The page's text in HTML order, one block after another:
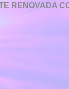
RENOVADA